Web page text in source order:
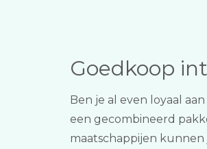
Goedkoop
Ben je al even loyaal
een gecombineerd
maatschappijen